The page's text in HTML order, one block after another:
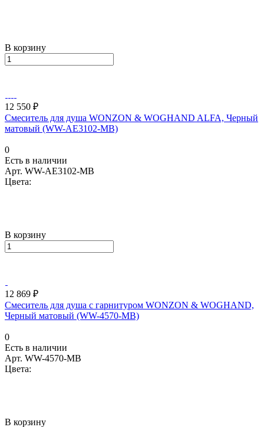
В корзину
12 550 ₽
Смеситель для душа WONZON & WOGHAND ALFA, Черный
матовый (WW-AE3102-MB)
0
Есть в наличии
Арт. WW-AE3102-MB
Цвета:
В корзину
12 869 ₽
Смеситель для душа с гарнитуром WONZON & WOGHAND,
Черный матовый (WW-4570-MB)
0
Есть в наличии
Арт. WW-4570-MB
Цвета:
В корзину